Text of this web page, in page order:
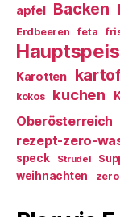
apfel Backen
Erdbeeren feta
Karotten
kokos kuchen
Oberösterreich
rezept-zero-
speck Strudel
weihnachten